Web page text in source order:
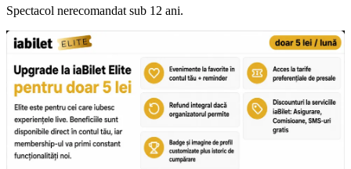
Spectacol nerecomandat sub 12 ani.